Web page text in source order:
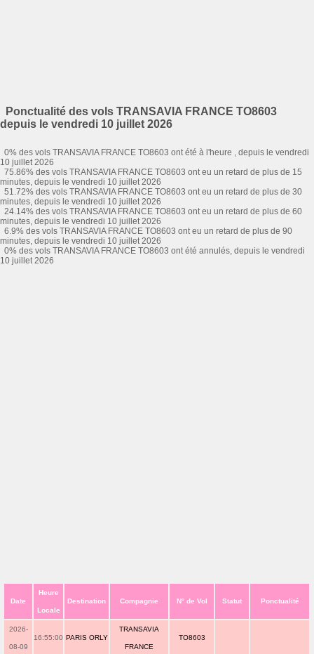
Ponctualité des vols TRANSAVIA FRANCE TO8603
depuis le vendredi 10 juillet 2026
0% des vols TRANSAVIA FRANCE TO8603 ont été à l'heure , depuis le vendredi
10 juillet 2026
75.86% des vols TRANSAVIA FRANCE TO8603 ont eu un retard de plus de 15
minutes, depuis le vendredi 10 juillet 2026
51.72% des vols TRANSAVIA FRANCE TO8603 ont eu un retard de plus de 30
minutes, depuis le vendredi 10 juillet 2026
24.14% des vols TRANSAVIA FRANCE TO8603 ont eu un retard de plus de 60
minutes, depuis le vendredi 10 juillet 2026
6.9% des vols TRANSAVIA FRANCE TO8603 ont eu un retard de plus de 90
minutes, depuis le vendredi 10 juillet 2026
0% des vols TRANSAVIA FRANCE TO8603 ont été annulés, depuis le vendredi
10 juillet 2026
Date
Heure
Locale
Destination Compagnie N° de Vol Statut Ponctualité
2026-
08-09
16:55:00 PARIS ORLY
TRANSAVIA
FRANCE
TO8603